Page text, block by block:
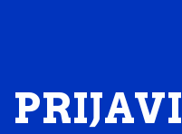
PRIJAVI